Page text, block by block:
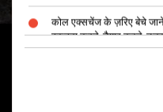
कोल एक्सचेंज के ज़रिए बेचे
इकट्ठा करने, तैयार करने,
तैयार करने के लिए TPA को
(27/07/2026)